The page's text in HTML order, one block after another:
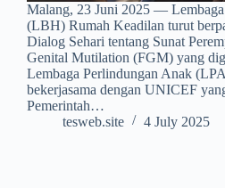
Malang, 23 Juni 2025 —
(LBH) Rumah Keadilan turut
Dialog Sehari tentang Sunat
Genital Mutilation (FGM) yang
Lembaga Perlindungan Anak
bekerjasama dengan UNICEF
Pemerintah…
tesweb.site
4 July 2025